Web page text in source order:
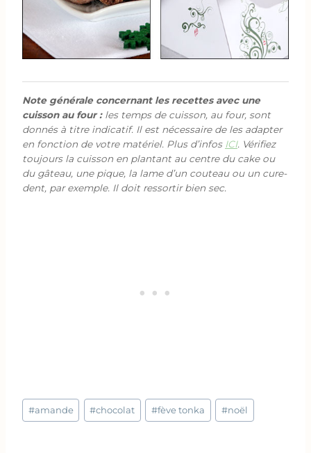
Note générale concernant les recettes avec une
cuisson au four :les temps de cuisson, au four, sont
donnés à titre indicatif. Il est nécessaire de les adapter
en fonction de votre matériel. Plus d’infos ICI. Vérifiez
toujours la cuisson en plantant au centre du cake ou
du gâteau, une pique, la lame d’un couteau ou un cure-
dent, par exemple. Il doit ressortir bien sec.
Étiquettes
de
#amande #chocolat #fève tonka #noël